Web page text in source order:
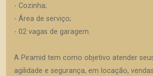
- Cozinha;
- Área de serviço;
- 02 vagas de garagem.
A Piramid tem como objetivo atender
agilidade e segurança, em locação,